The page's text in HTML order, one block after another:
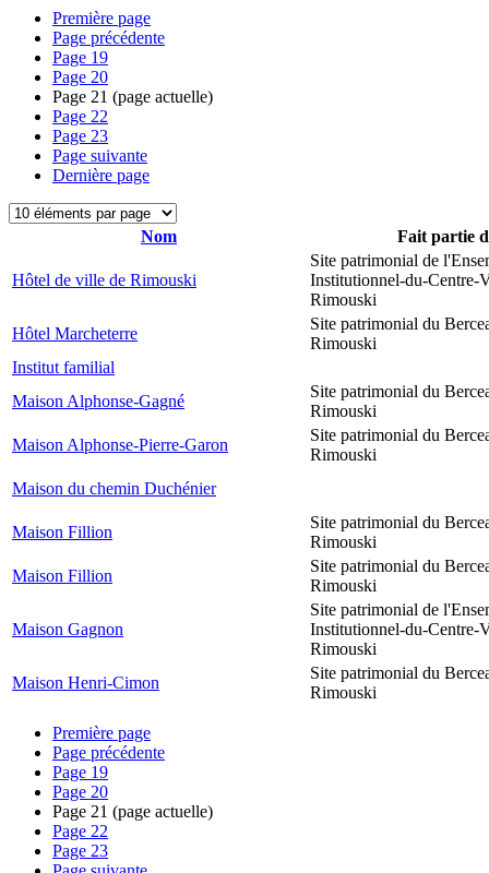
Première page
Page précédente
Page 19
Page 20
Page 21 (page actuelle)
Page 22
Page 23
Page suivante
Dernière page
Nom Fait partie
Hôtel de ville de Rimouski
Site patrimonial de
Institutionnel-du-Centre-
Rimouski
Hôtel Marcheterre
Site patrimonial du
Rimouski
Institut familial
Maison Alphonse-Gagné
Site patrimonial du
Rimouski
Maison Alphonse-Pierre-Garon
Site patrimonial du
Rimouski
Maison du chemin Duchénier
Maison Fillion
Site patrimonial du
Rimouski
Maison Fillion
Site patrimonial du
Rimouski
Maison Gagnon
Site patrimonial de
Institutionnel-du-Centre-
Rimouski
Maison Henri-Cimon
Site patrimonial du
Rimouski
Première page
Page précédente
Page 19
Page 20
Page 21 (page actuelle)
Page 22
Page 23